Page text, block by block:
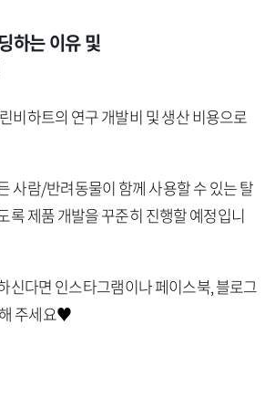
하는 이유 및
비하트의 연구 개발비 및 생산 비용으로
사람/반려동물이 함께 사용할 수 있는 탈
록 제품 개발을 꾸준히 진행할 예정입니
신다면 인스타그램이나 페이스북, 블로그
주세요♥